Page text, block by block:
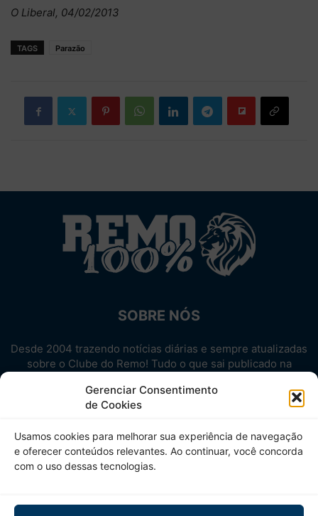
Gerenciar Consentimento
de Cookies
Usamos cookies para melhorar sua experiência de navegação
e oferecer conteúdos relevantes. Ao continuar, você concorda
com o uso dessas tecnologias.
O Liberal, 04/02/2013
TAGS Parazão
SOBRE NÓS
Desde 2004 trazendo notícias diárias e sempre atualizadas
sobre o Clube do Remo! Tudo o que sai publicado na
Aproveite! Site não-oficial.
SIGA-NOS